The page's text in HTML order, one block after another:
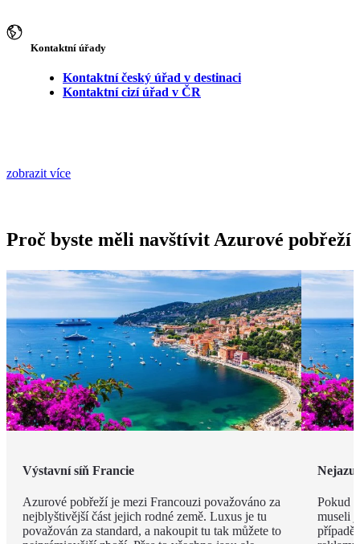
Kontaktní úřady
Kontaktní český úřad v destinaci
Kontaktní cizí úřad v ČR
zobrazit více
Proč byste měli navštívit Azurové pobřeží
Výstavní síň Francie
Azurové pobřeží je mezi Francouzi považováno za
nejblyštivější část jejich rodné země. Luxus je tu
považován za standard, a nakoupit tu tak můžete to
Pokud
museli
případě